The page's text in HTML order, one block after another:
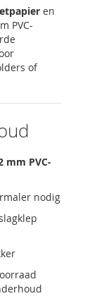
en
PVC-
of
mm PVC-
nodig